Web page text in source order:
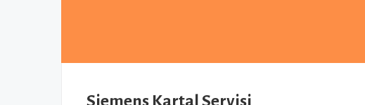
Siemens Kartal Servisi